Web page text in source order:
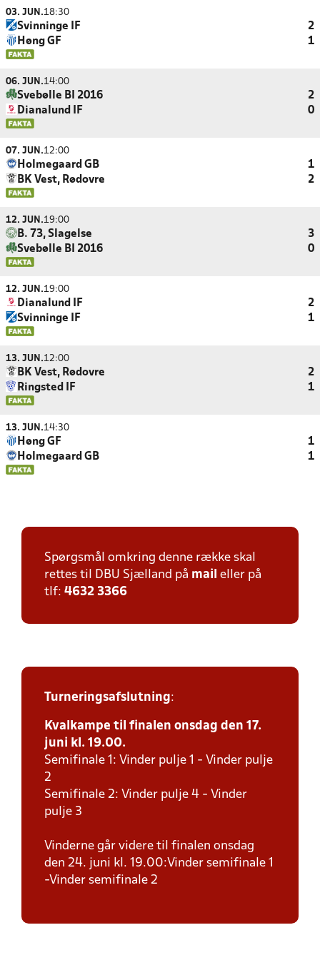
03. JUN.18:30
Svinninge IF
2
Høng GF
1
06. JUN.14:00
Svebølle BI 2016
2
Dianalund IF
0
07. JUN.12:00
Holmegaard GB
1
BK Vest, Rødovre
2
12. JUN.19:00
B. 73, Slagelse
3
Svebølle BI 2016
0
12. JUN.19:00
Dianalund IF
2
Svinninge IF
1
13. JUN.12:00
BK Vest, Rødovre
2
Ringsted IF
1
13. JUN.14:30
Høng GF
1
Holmegaard GB
1
Spørgsmål omkring denne række skal
rettes til DBU Sjælland på mail eller på
tlf: 4632 3366
Turneringsafslutning:
Kvalkampe til finalen onsdag den 17.
juni kl. 19.00.
Semifinale 1: Vinder pulje 1 - Vinder pulje
2
Semifinale 2: Vinder pulje 4 - Vinder
pulje 3
Vinderne går videre til finalen onsdag
den 24. juni kl. 19.00:Vinder semifinale 1
-Vinder semifinale 2